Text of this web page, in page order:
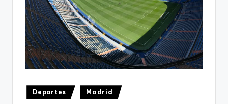
Publicado
en
Deportes Madrid